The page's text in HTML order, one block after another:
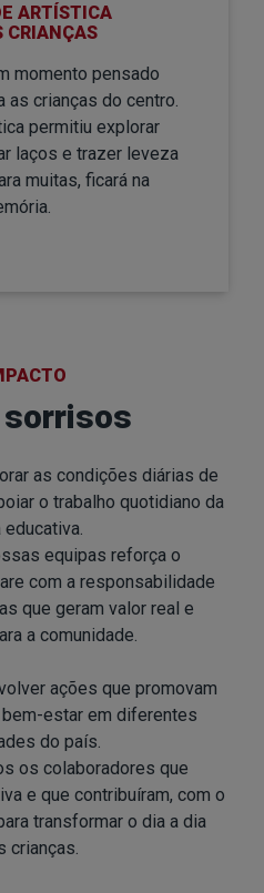
ARTÍSTICA
CRIANÇAS
momento pensado
as crianças do centro.
permitiu explorar
laços e trazer leveza
muitas, ficará na
as condições diárias de
o trabalho quotidiano da
educativa.
equipas reforça o
com a responsabilidade
que geram valor real e
a comunidade.
ações que promovam
estar em diferentes
do país.
os colaboradores que
e que contribuíram, com o
transformar o dia a dia
crianças.